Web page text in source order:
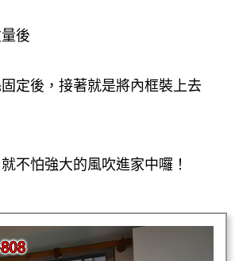
後
定後，接著就是將內框裝上去
不怕強大的風吹進家中囉！